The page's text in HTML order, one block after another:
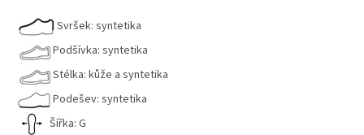
Svršek: syntetika
Podšívka: syntetika
Stélka: kůže a syntetika
Podešev: syntetika
Šířka: G